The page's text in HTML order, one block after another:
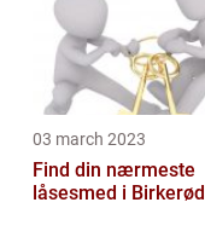
03 march 2023
Find din nærmeste
låsesmed i Birkerød